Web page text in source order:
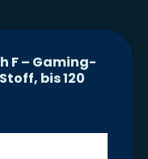
F – Gaming-
bis 120